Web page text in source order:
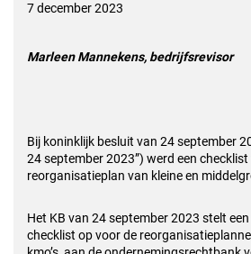
7 december 2023
Marleen Mannekens, bedrijfsrevisor
Bij koninklijk besluit van 24 september
24 september 2023”) werd een
reorganisatieplan van kleine en
Het KB van 24 september 2023 stelt
checklist op voor de